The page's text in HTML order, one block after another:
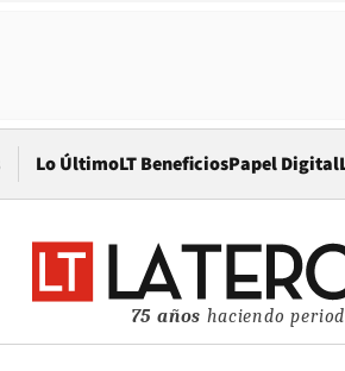
Lo ÚltimoLT BeneficiosPapel Digital
75 años haciendo